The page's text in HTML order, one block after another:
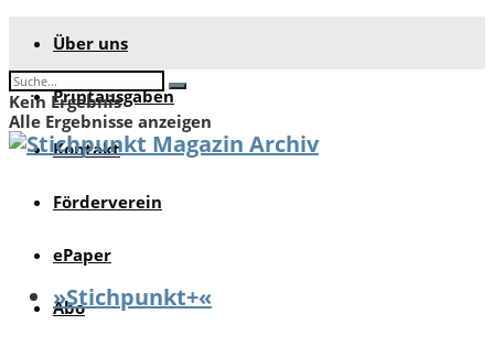
Über uns
Printausgaben
Kontakt
Förderverein
ePaper
Abo
Kein Ergebnis
Alle Ergebnisse anzeigen
»Stichpunkt+«